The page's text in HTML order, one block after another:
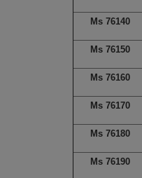
Ms 76140
Ms 76150
Ms 76160
Ms 76170
Ms 76180
Ms 76190